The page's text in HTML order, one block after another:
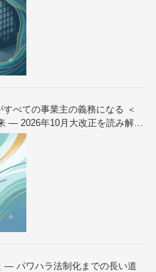
べての事業主の義務になる ＜
— 2026年10月大改正を読み解く
— パワハラ法制化までの長い道